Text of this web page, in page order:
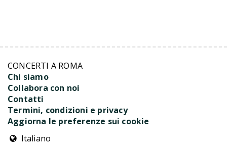
CONCERTI A ROMA
Chi siamo
Collabora con noi
Contatti
Termini, condizioni e privacy
Aggiorna le preferenze sui cookie
Italiano